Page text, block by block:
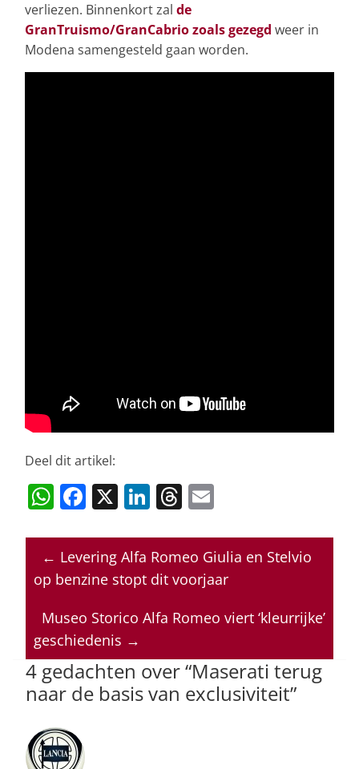
verliezen. Binnenkort zal de
GranTruismo/GranCabrio zoals gezegd weer in
Modena samengesteld gaan worden.
Deel dit artikel:
W
at
s
p
p
F
c
e
o
o
k
X Li
k
e
n
T
re
a
s
ai
l
← Levering Alfa Romeo Giulia en Stelvio
op benzine stopt dit voorjaar
Museo Storico Alfa Romeo viert ‘kleurrijke’
geschiedenis →
4 gedachten over “Maserati terug
naar de basis van exclusiviteit”